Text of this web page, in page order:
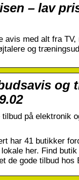
– lav
avis med alt fra TV,
og
og
på elektronik
har 41 butikker
lokale her. Find
de gode tilbud hos